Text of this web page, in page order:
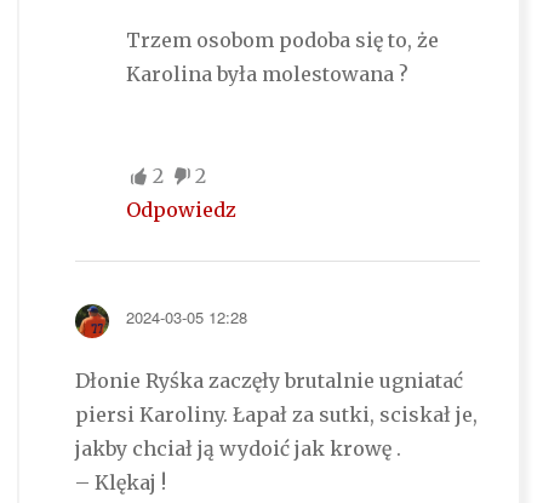
Trzem osobom podoba się to, że
Karolina była molestowana ?
2
2
Odpowiedz
2024-03-05 12:28
Dłonie Ryśka zaczęły brutalnie ugniatać
piersi Karoliny. Łapał za sutki, sciskał je,
jakby chciał ją wydoić jak krowę .
– Klękaj !